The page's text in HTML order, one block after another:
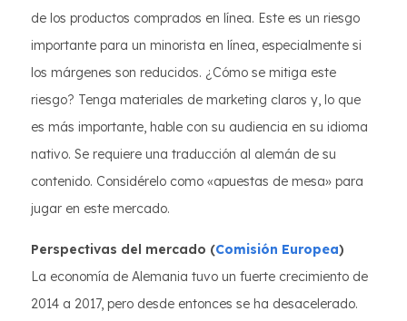
de los productos comprados en línea. Este es un riesgo
importante para un minorista en línea, especialmente si
los márgenes son reducidos. ¿Cómo se mitiga este
riesgo? Tenga materiales de marketing claros y, lo que
es más importante, hable con su audiencia en su idioma
nativo. Se requiere una traducción al alemán de su
contenido. Considérelo como «apuestas de mesa» para
jugar en este mercado.
Perspectivas del mercado (Comisión Europea)
La economía de Alemania tuvo un fuerte crecimiento de
2014 a 2017, pero desde entonces se ha desacelerado.